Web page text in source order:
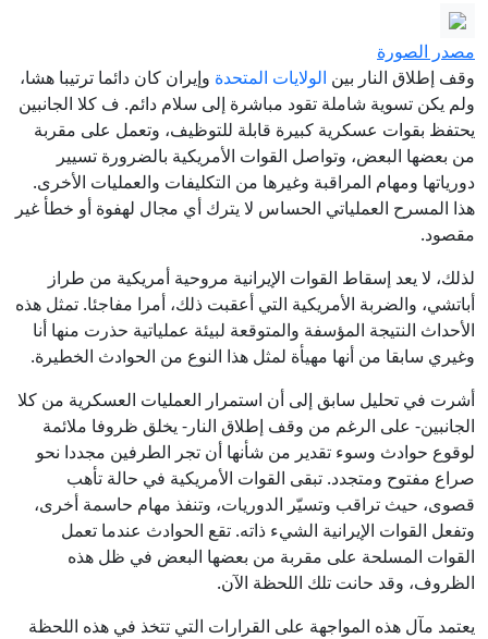
وعسكريين في هجمات حوثية على المَخا
مناورة أم أزمة.. ما الذي يخفيه رفض
نتنياهو لخطة سلام غزة؟
إصابات بنيران الاحتلال في غزة عقب إعلان
نتنياهو رفض خريطة الطريق
جائزة «دبي الأفعال» تفتح باب الترشح
لدورتها الأولى
مصدر الصورة
وقف إطلاق النار بين الولايات المتحدة وإيران كان دائما ترتيبا هشا،
ولم يكن تسوية شاملة تقود مباشرة إلى سلام دائم. ف كلا الجانبين
يحتفظ بقوات عسكرية كبيرة قابلة للتوظيف، وتعمل على مقربة
من بعضها البعض، وتواصل القوات الأمريكية بالضرورة تسيير
دورياتها ومهام المراقبة وغيرها من التكليفات والعمليات الأخرى.
هذا المسرح العملياتي الحساس لا يترك أي مجال لهفوة أو خطأ غير
مقصود.
لذلك، لا يعد إسقاط القوات الإيرانية مروحية أمريكية من طراز
أباتشي، والضربة الأمريكية التي أعقبت ذلك، أمرا مفاجئا. تمثل هذه
الأحداث النتيجة المؤسفة والمتوقعة لبيئة عملياتية حذرت منها أنا
وغيري سابقا من أنها مهيأة لمثل هذا النوع من الحوادث الخطيرة.
أشرت في تحليل سابق إلى أن استمرار العمليات العسكرية من كلا
الجانبين- على الرغم من وقف إطلاق النار- يخلق ظروفا ملائمة
لوقوع حوادث وسوء تقدير من شأنها أن تجر الطرفين مجددا نحو
صراع مفتوح ومتجدد. تبقى القوات الأمريكية في حالة تأهب
قصوى، حيث تراقب وتسيّر الدوريات، وتنفذ مهام حاسمة أخرى،
وتفعل القوات الإيرانية الشيء ذاته. تقع الحوادث عندما تعمل
القوات المسلحة على مقربة من بعضها البعض في ظل هذه
الظروف، وقد حانت تلك اللحظة الآن.
يعتمد مآل هذه المواجهة على القرارات التي تتخذ في هذه اللحظة